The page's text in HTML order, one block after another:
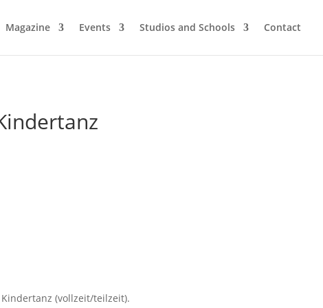
Magazine Events Studios and Schools Contact
(vollzeit/teilzeit).